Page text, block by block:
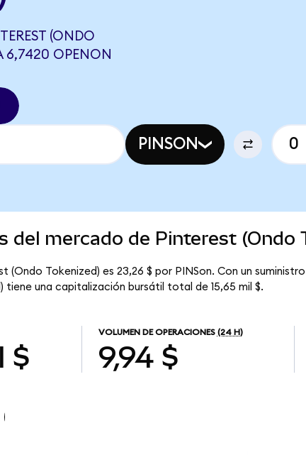
(ONDO
6,7420 OPENON
PINSON
del mercado de Pinterest (Ondo
(Ondo Tokenized) es 23,26 $ por PINSon. Con un
tiene una capitalización bursátil total de 15,65 mil $.
$
VOLUMEN DE OPERACIONES (24 H)
9,94 $